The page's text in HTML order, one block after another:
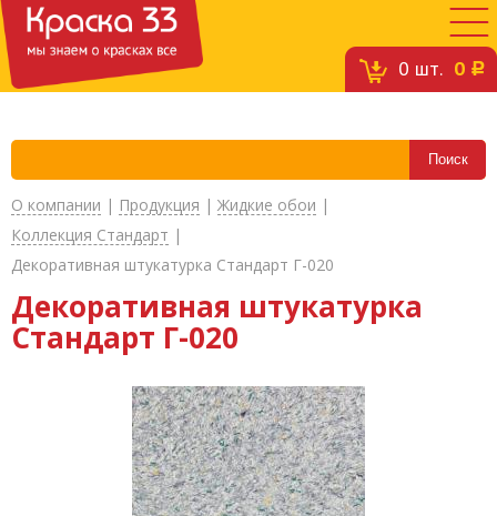
0 шт. 0 c
О компании | Продукция | Жидкие обои |
Коллекция Стандарт |
Декоративная штукатурка Стандарт Г-020
Декоративная штукатурка
Стандарт Г-020